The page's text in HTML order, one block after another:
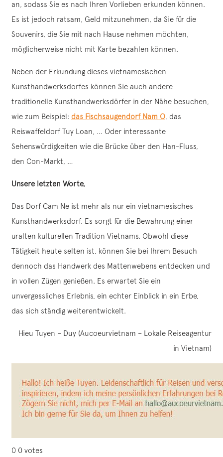
an, sodass Sie es nach Ihren Vorlieben erkunden können.
Es ist jedoch ratsam, Geld mitzunehmen, da Sie für die
Souvenirs, die Sie mit nach Hause nehmen möchten,
möglicherweise nicht mit Karte bezahlen können.
Neben der Erkundung dieses vietnamesischen
Kunsthandwerksdorfes können Sie auch andere
traditionelle Kunsthandwerksdörfer in der Nähe besuchen,
wie zum Beispiel: das Fischsaugendorf Nam O , das
Reiswaffeldorf Tuy Loan, … Oder interessante
Sehenswürdigkeiten wie die Brücke über den Han-Fluss,
den Con-Markt, …
Unsere letzten Worte,
Das Dorf Cam Ne ist mehr als nur ein vietnamesisches
Kunsthandwerksdorf. Es sorgt für die Bewahrung einer
uralten kulturellen Tradition Vietnams. Obwohl diese
Tätigkeit heute selten ist, können Sie bei Ihrem Besuch
dennoch das Handwerk des Mattenwebens entdecken und
in vollen Zügen genießen. Es erwartet Sie ein
unvergessliches Erlebnis, ein echter Einblick in ein Erbe,
das sich ständig weiterentwickelt.
Hieu Tuyen – Duy (Aucoeurvietnam – Lokale Reiseagentur
in Vietnam)
0 0 votes